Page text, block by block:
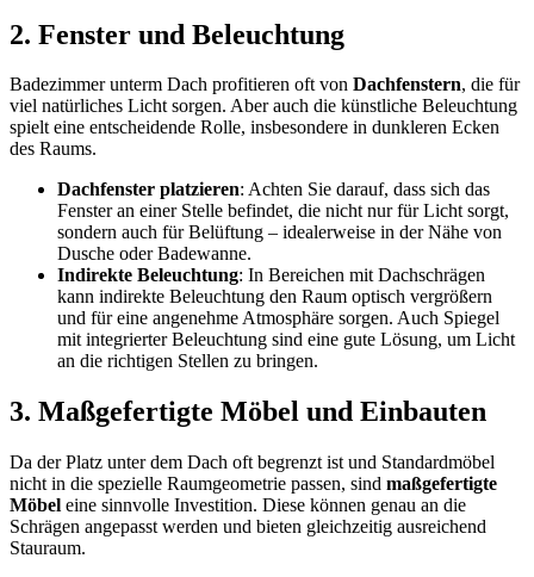
2. Fenster und Beleuchtung
Badezimmer unterm Dach profitieren oft von Dachfenstern, die für
viel natürliches Licht sorgen. Aber auch die künstliche Beleuchtung
spielt eine entscheidende Rolle, insbesondere in dunkleren Ecken
des Raums.
Dachfenster platzieren: Achten Sie darauf, dass sich das
Fenster an einer Stelle befindet, die nicht nur für Licht sorgt,
sondern auch für Belüftung – idealerweise in der Nähe von
Dusche oder Badewanne.
Indirekte Beleuchtung: In Bereichen mit Dachschrägen
kann indirekte Beleuchtung den Raum optisch vergrößern
und für eine angenehme Atmosphäre sorgen. Auch Spiegel
mit integrierter Beleuchtung sind eine gute Lösung, um Licht
an die richtigen Stellen zu bringen.
3. Maßgefertigte Möbel und Einbauten
Da der Platz unter dem Dach oft begrenzt ist und Standardmöbel
nicht in die spezielle Raumgeometrie passen, sind maßgefertigte
Möbel eine sinnvolle Investition. Diese können genau an die
Schrägen angepasst werden und bieten gleichzeitig ausreichend
Stauraum.